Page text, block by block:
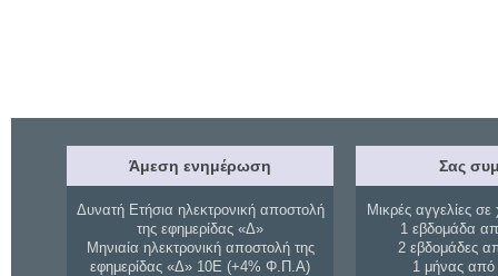
Άμεση ενημέρωση
Δυνατή Ετήσια ηλεκτρονική αποστολή
της εφημερίδας «Δ»
Μηνιαία ηλεκτρονική αποστολή της
εφημερίδας «Δ» 10Ε (+4% Φ.Π.Α)
Σας
Μικρές αγγελίες σε
1 εβδομάδα
2 εβδομάδες
1 μήνας